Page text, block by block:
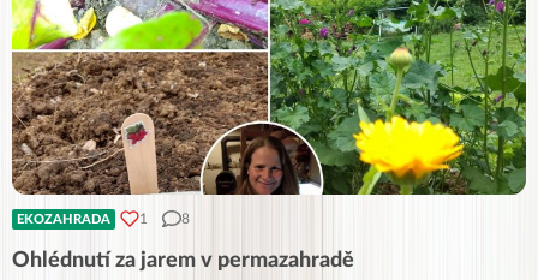
EKOZAHRADA 1 8
Ohlédnutí za jarem v permazahradě